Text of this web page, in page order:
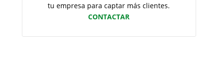
tu empresa para captar más clientes.
CONTACTAR